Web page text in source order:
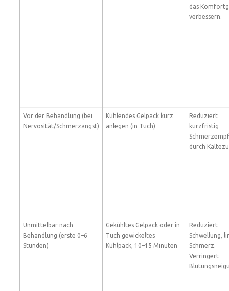
das
verbessern.
Vor der Behandlung (bei
Nervosität/Schmerzangst)
Kühlendes Gelpack kurz
anlegen (in Tuch)
Reduziert
kurzfristig
durch
Unmittelbar nach
Behandlung (erste 0–6
Stunden)
Gekühltes Gelpack oder in
Tuch gewickeltes
Kühlpack, 10–15 Minuten
Reduziert
Schwellung,
Schmerz.
Verringert